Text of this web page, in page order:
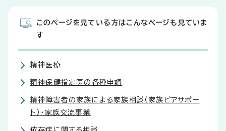
このページを見ている方はこんなページも見ていま
す
精神医療
精神保健指定医の各種申請
精神障害者の家族による家族相談（家族ピアサポー
ト）・家族交流事業